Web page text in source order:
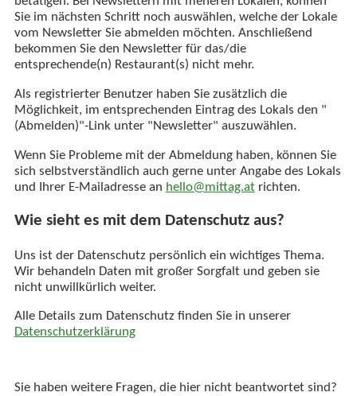
Sie im nächsten Schritt noch auswählen, welche der Lokale
vom Newsletter Sie abmelden möchten. Anschließend
bekommen Sie den Newsletter für das/die
entsprechende(n) Restaurant(s) nicht mehr.
Als registrierter Benutzer haben Sie zusätzlich die
Möglichkeit, im entsprechenden Eintrag des Lokals den "
(Abmelden)"-Link unter "Newsletter" auszuwählen.
Wenn Sie Probleme mit der Abmeldung haben, können Sie
sich selbstverständlich auch gerne unter Angabe des Lokals
und Ihrer E-Mailadresse an hello@mittag.atrichten.
Wie sieht es mit dem Datenschutz aus?
Uns ist der Datenschutz persönlich ein wichtiges Thema.
Wir behandeln Daten mit großer Sorgfalt und geben sie
nicht unwillkürlich weiter.
Alle Details zum Datenschutz finden Sie in unserer
Datenschutzerklärung
Sie haben weitere Fragen, die hier nicht beantwortet sind?